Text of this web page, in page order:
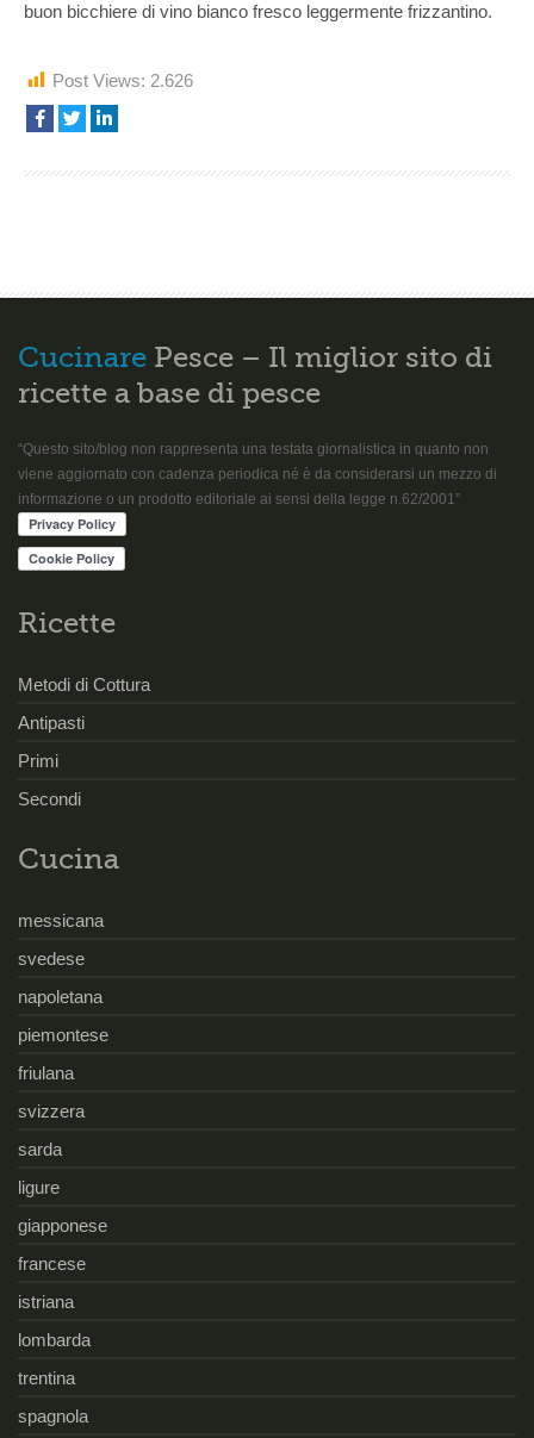
buon bicchiere di vino bianco fresco leggermente frizzantino.
Post Views: 2.626
Cucinare Pesce – Il miglior sito di
ricette a base di pesce
“Questo sito/blog non rappresenta una testata giornalistica in quanto non
viene aggiornato con cadenza periodica né è da considerarsi un mezzo di
informazione o un prodotto editoriale ai sensi della legge n.62/2001”
Ricette
Metodi di Cottura
Antipasti
Primi
Secondi
Cucina
messicana
svedese
napoletana
piemontese
friulana
svizzera
sarda
ligure
giapponese
francese
istriana
lombarda
trentina
spagnola